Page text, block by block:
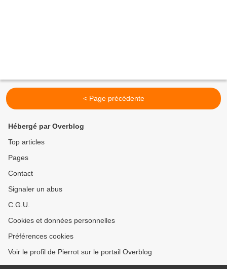
< Page précédente
Hébergé par Overblog
Top articles
Pages
Contact
Signaler un abus
C.G.U.
Cookies et données personnelles
Préférences cookies
Voir le profil de Pierrot sur le portail Overblog